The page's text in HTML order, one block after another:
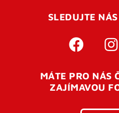
SLEDUJTE
MÁTE PRO NÁS
ZAJÍMAVOU